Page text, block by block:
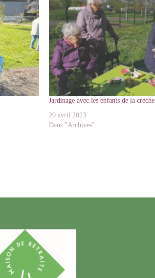
Jardinage avec les enfants de la crèche
20 avril 2023
Dans "Archives"